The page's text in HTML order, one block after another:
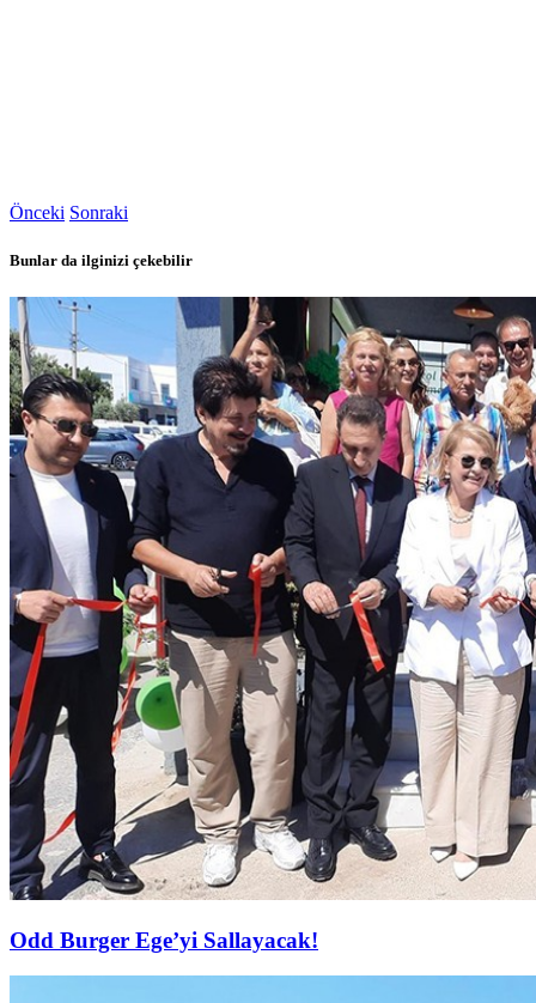
Önceki Sonraki
Bunlar da ilginizi çekebilir
Odd Burger Ege’yi Sallayacak!